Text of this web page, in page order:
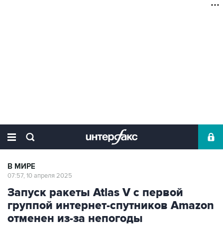
В МИРЕ
07:57, 10 апреля 2025
Запуск ракеты Atlas V с первой
группой интернет-спутников Amazon
отменен из-за непогоды